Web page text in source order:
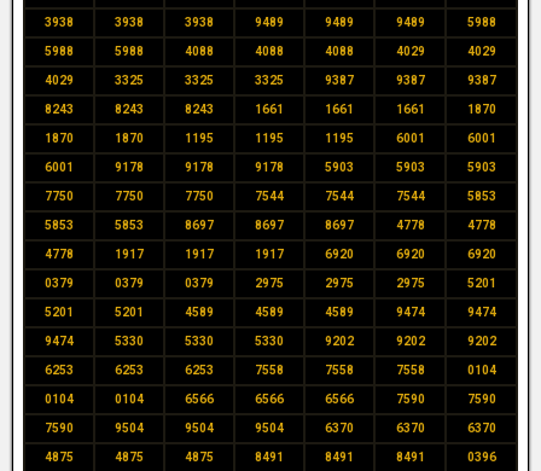
3938 3938 3938 9489 9489 9489 5988
5988 5988 4088 4088 4088 4029 4029
4029 3325 3325 3325 9387 9387 9387
8243 8243 8243 1661 1661 1661 1870
1870 1870 1195 1195 1195 6001 6001
6001 9178 9178 9178 5903 5903 5903
7750 7750 7750 7544 7544 7544 5853
5853 5853 8697 8697 8697 4778 4778
4778 1917 1917 1917 6920 6920 6920
0379 0379 0379 2975 2975 2975 5201
5201 5201 4589 4589 4589 9474 9474
9474 5330 5330 5330 9202 9202 9202
6253 6253 6253 7558 7558 7558 0104
0104 0104 6566 6566 6566 7590 7590
7590 9504 9504 9504 6370 6370 6370
4875 4875 4875 8491 8491 8491 0396